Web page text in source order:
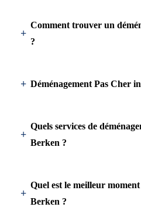
Comment trouver un
?
Déménagement Pas Cher
Quels services de
Berken ?
Quel est le meilleur
Berken ?